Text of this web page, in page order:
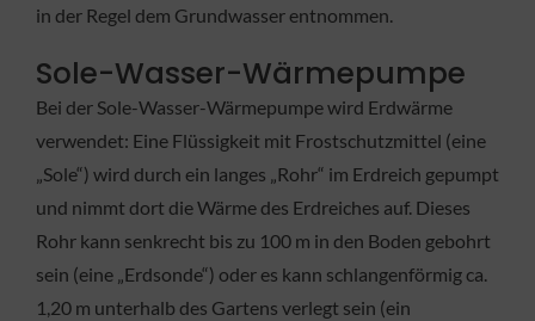
in der Regel dem Grundwasser entnommen.
Sole-Wasser-Wärmepumpe
Bei der Sole-Wasser-Wärmepumpe wird Erdwärme
verwendet: Eine Flüssigkeit mit Frostschutzmittel (eine
„Sole“) wird durch ein langes „Rohr“ im Erdreich gepumpt
und nimmt dort die Wärme des Erdreiches auf. Dieses
Rohr kann senkrecht bis zu 100 m in den Boden gebohrt
sein (eine „Erdsonde“) oder es kann schlangenförmig ca.
1,20 m unterhalb des Gartens verlegt sein (ein